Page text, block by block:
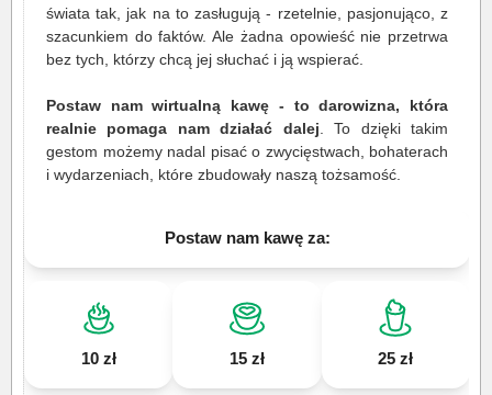
świata tak, jak na to zasługują - rzetelnie, pasjonująco, z
szacunkiem do faktów. Ale żadna opowieść nie przetrwa
bez tych, którzy chcą jej słuchać i ją wspierać.
Postaw nam wirtualną kawę - to darowizna, która
realnie pomaga nam działać dalej . To dzięki takim
gestom możemy nadal pisać o zwycięstwach, bohaterach
i wydarzeniach, które zbudowały naszą tożsamość.
Postaw nam kawę za:
10 zł 15 zł 25 zł